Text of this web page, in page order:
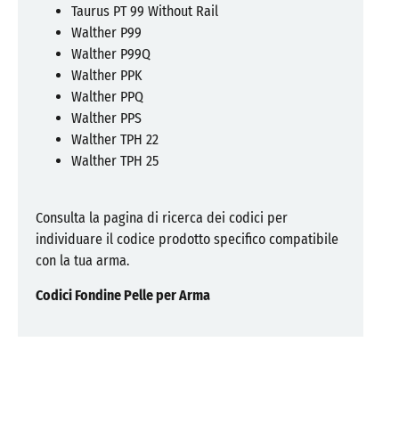
Taurus PT 99 Without Rail
Walther P99
Walther P99Q
Walther PPK
Walther PPQ
Walther PPS
Walther TPH 22
Walther TPH 25
Consulta la pagina di ricerca dei codici per
individuare il codice prodotto specifico compatibile
con la tua arma.
Codici Fondine Pelle per Arma